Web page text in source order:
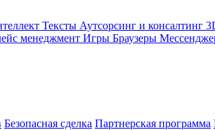
Тексты Аутсорсинг и консалтинг
менеджмент Игры Браузеры
Безопасная сделка Партнерская программа